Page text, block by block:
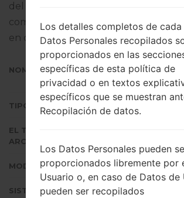
del firmware dado es Android
completo sobre cómo actualizar el
en dispositivos Samsungaquí
NOMBRE DE ARCHIVO
TIPO DE FIRMWARE
EL TAMAÑO DEL
ARCHIVO
MODELO
SISTEMA OPERATIVO
Los detalles completos de
Datos Personales recopilados
proporcionados en las
específicas de esta política de
privacidad o en textos
específicos que se muestran
Recopilación de datos.
Los Datos Personales pueden
proporcionados libremente por
Usuario o, en caso de Datos de
pueden ser recopilados